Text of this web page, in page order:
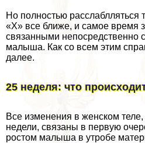
Но полностью расслаблляться
«Х» все ближе, и самое время
связанными непосредственно
малыша. Как со всем этим
далее.
25 неделя: что
Все изменения в женском
недели, связаны в первую
ростом малыша в утробе